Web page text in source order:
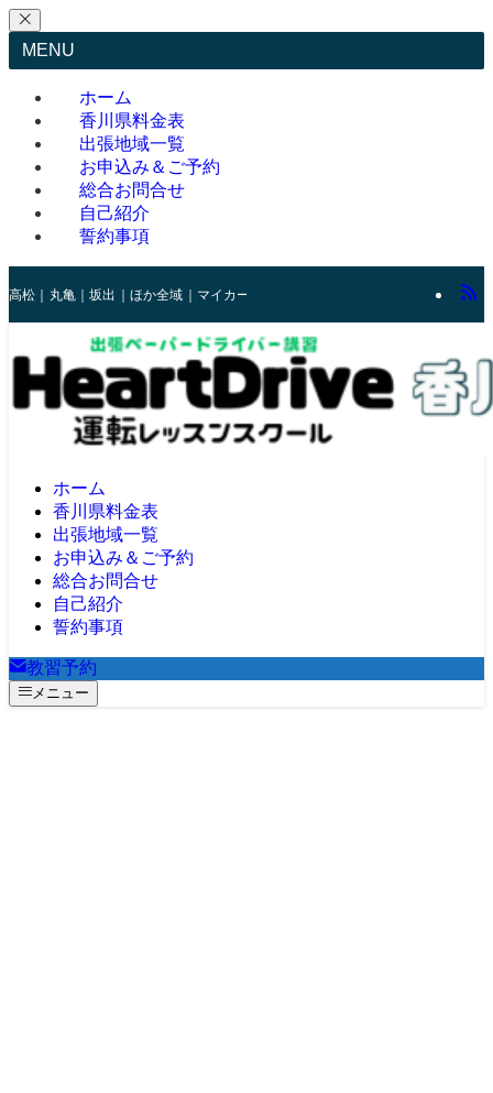
MENU
ホーム
香川県料金表
出張地域一覧
お申込み＆ご予約
総合お問合せ
自己紹介
誓約事項
高松｜丸亀｜坂出｜ほか全域｜マイカーでのレッスンを優しくサポート
ホーム
香川県料金表
出張地域一覧
お申込み＆ご予約
総合お問合せ
自己紹介
誓約事項
教習予約
メニュー